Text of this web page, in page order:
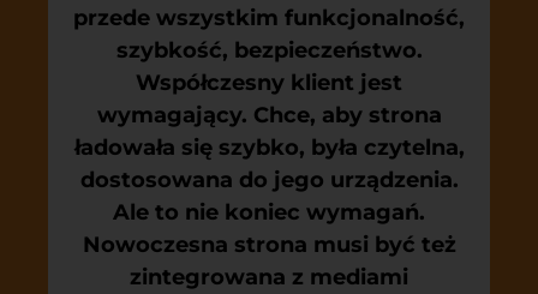
przede wszystkim funkcjonalność,
szybkość, bezpieczeństwo.
Współczesny klient jest
wymagający. Chce, aby strona
ładowała się szybko, była czytelna,
dostosowana do jego urządzenia.
Ale to nie koniec wymagań.
Nowoczesna strona musi być też
zintegrowana z mediami